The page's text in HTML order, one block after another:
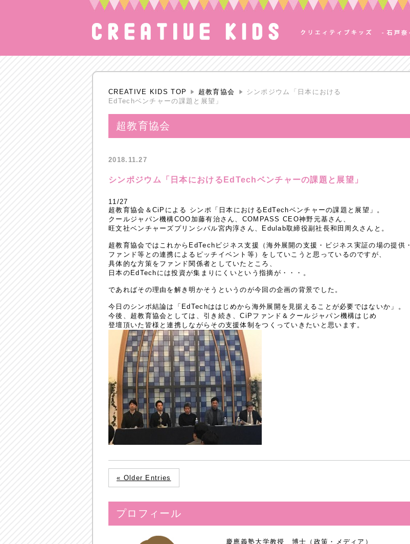
CREATIVE KIDS TOP 超教育協会
シンポジウム「日本における
EdTechベンチャーの課題と展望」
超教育協会
2018.11.27
シンポジウム「日本におけるEdTechベンチャーの課題と展望」
11/27
超教育協会＆CiPによる シンポ「日本におけるEdTechベンチャーの課題と展望」。
クールジャパン機構COO加藤有治さん、COMPASS CEO神野元基さん、
旺文社ベンチャーズプリンシパル宮内淳さん、Edulab取締役副社長和田周久さんと。
超教育協会ではこれからEdTechビジネス支援（海外展開の支援・ビジネス実証の場の提供・
ファンド等との連携によるピッチイベント等）をしていこうと思っているのですが、
具体的な方策をファンド関係者としていたところ、
日本のEdTechには投資が集まりにくいという指摘が・・・。
であればその理由を解き明かそうというのが今回の企画の背景でした。
今日のシンポ結論は「EdTechははじめから海外展開を見据えることが必要ではないか」。
今後、超教育協会としては、引き続き、CiPファンド＆クールジャパン機構はじめ
登壇頂いた皆様と連携しながらその支援体制をつくっていきたいと思います。
« Older Entries
プロフィール
慶應義塾大学教授 博士（政策・メディア）